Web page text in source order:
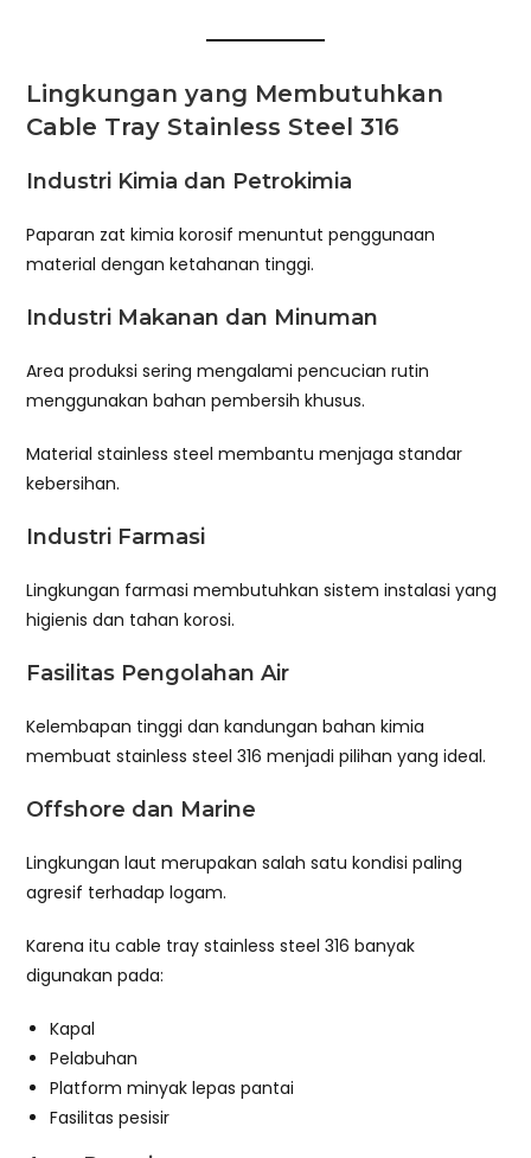
Lingkungan yang Membutuhkan
Cable Tray Stainless Steel 316
Industri Kimia dan Petrokimia
Paparan zat kimia korosif menuntut penggunaan
material dengan ketahanan tinggi.
Industri Makanan dan Minuman
Area produksi sering mengalami pencucian rutin
menggunakan bahan pembersih khusus.
Material stainless steel membantu menjaga standar
kebersihan.
Industri Farmasi
Lingkungan farmasi membutuhkan sistem instalasi yang
higienis dan tahan korosi.
Fasilitas Pengolahan Air
Kelembapan tinggi dan kandungan bahan kimia
membuat stainless steel 316 menjadi pilihan yang ideal.
Offshore dan Marine
Lingkungan laut merupakan salah satu kondisi paling
agresif terhadap logam.
Karena itu cable tray stainless steel 316 banyak
digunakan pada:
Kapal
Pelabuhan
Platform minyak lepas pantai
Fasilitas pesisir